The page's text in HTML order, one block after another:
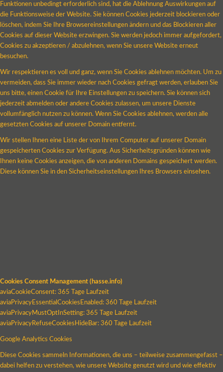
Funktionen unbedingt erforderlich sind, hat die Ablehnung Auswirkungen auf
die Funktionsweise der Website. Sie können Cookies jederzeit blockieren oder
löschen, indem Sie Ihre Browsereinstellungen ändern und das Blockieren aller
Cookies auf dieser Website erzwingen. Sie werden jedoch immer aufgefordert,
Cookies zu akzeptieren / abzulehnen, wenn Sie unsere Website erneut
besuchen.
Wir respektieren es voll und ganz, wenn Sie Cookies ablehnen möchten. Um zu
vermeiden, dass Sie immer wieder nach Cookies gefragt werden, erlauben Sie
uns bitte, einen Cookie für Ihre Einstellungen zu speichern. Sie können sich
jederzeit abmelden oder andere Cookies zulassen, um unsere Dienste
vollumfänglich nutzen zu können. Wenn Sie Cookies ablehnen, werden alle
gesetzten Cookies auf unserer Domain entfernt.
Wir stellen Ihnen eine Liste der von Ihrem Computer auf unserer Domain
gespeicherten Cookies zur Verfügung. Aus Sicherheitsgründen können wie
Ihnen keine Cookies anzeigen, die von anderen Domains gespeichert werden.
Diese können Sie in den Sicherheitseinstellungen Ihres Browsers einsehen.
Cookies Consent Management (hasse.info)
aviaCookieConsent: 365 Tage Laufzeit
aviaPrivacyEssentialCookiesEnabled: 360 Tage Laufzeit
aviaPrivacyMustOptInSetting: 365 Tage Laufzeit
aviaPrivacyRefuseCookiesHideBar: 360 Tage Laufzeit
Google Analytics Cookies
Diese Cookies sammeln Informationen, die uns – teilweise zusammengefasst –
dabei helfen zu verstehen, wie unsere Website genutzt wird und wie effektiv